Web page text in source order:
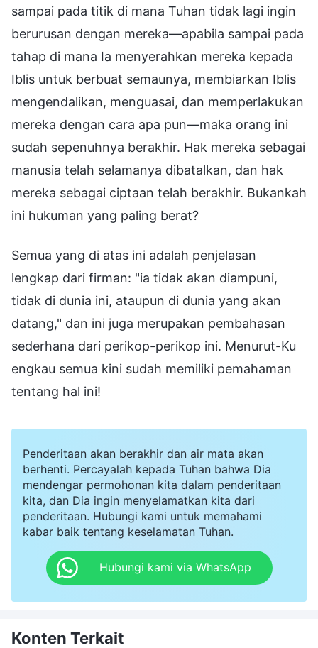
sampai pada titik di mana Tuhan tidak lagi ingin
berurusan dengan mereka—apabila sampai pada
tahap di mana Ia menyerahkan mereka kepada
Iblis untuk berbuat semaunya, membiarkan Iblis
mengendalikan, menguasai, dan memperlakukan
mereka dengan cara apa pun—maka orang ini
sudah sepenuhnya berakhir. Hak mereka sebagai
manusia telah selamanya dibatalkan, dan hak
mereka sebagai ciptaan telah berakhir. Bukankah
ini hukuman yang paling berat?
Semua yang di atas ini adalah penjelasan
lengkap dari firman: "ia tidak akan diampuni,
tidak di dunia ini, ataupun di dunia yang akan
datang," dan ini juga merupakan pembahasan
sederhana dari perikop-perikop ini. Menurut-Ku
engkau semua kini sudah memiliki pemahaman
tentang hal ini!
Penderitaan akan berakhir dan air mata akan
berhenti. Percayalah kepada Tuhan bahwa Dia
mendengar permohonan kita dalam penderitaan
kita, dan Dia ingin menyelamatkan kita dari
penderitaan. Hubungi kami untuk memahami
kabar baik tentang keselamatan Tuhan.
Hubungi kami via WhatsApp
Konten Terkait